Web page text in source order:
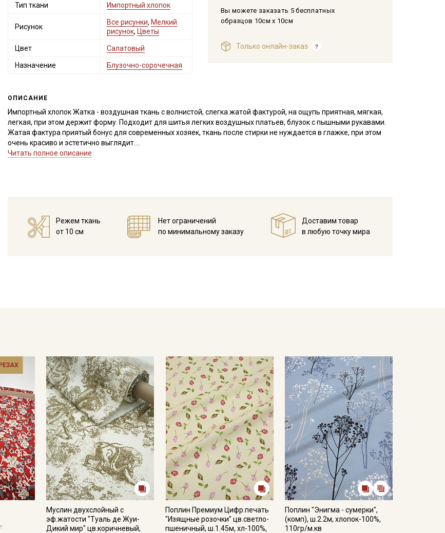
Вы можете заказать 5 бесплатных
образцов 10см x 10см
Только онлайн-заказ
Тип ткани Импортный хлопок
Рисунок
Все рисунки, Мелкий
рисунок, Цветы
Цвет Салатовый
Назначение Блузочно-сорочечная
ОПИСАНИЕ
Импортный хлопок Жатка - воздушная ткань с волнистой, слегка жатой фактурой, на ощупь приятная, мягкая,
легкая, при этом держит форму. Подходит для шитья легких воздушных платьев, блузок с пышными рукавами.
Жатая фактура приятый бонус для современных хозяек, ткань после стирки не нуждается в глажке, при этом
очень красиво и эстетично выглядит.
Ткань дает усадку до 5% и яркие расцветки окрашивают воду, но не линяют, перед пошивом постирайте отрез
- гладить на низкой температуре (с изнанки) для сохранения волн.
Цветопередача (тон) может отличаться от оригинального цвета ткани в зависимости от настроек вашего
монитора и в зависимости от партии.
Читать полное описание
Режем ткань
от 10 см
Нет ограничений
по минимальному заказу
Доставим товар
в любую точку мира
Муслин двухслойный с
эф.жатости "Туаль де Жуи-
Дикий мир" цв.коричневый,
Поплин Премиум Цифр.печать
"Изящные розочки" цв.светло-
пшеничный, ш.1.45м, хл-100%,
Поплин "Энигма - сумерки",
(комп), ш.2.2м, хлопок-100%,
110гр/м.кв
Секретная рассылка от
Подписаться
Ознакомлен(а) сПолитикой обработки персональных
данных
и даюСогласие на обработку персональных
данных
ДаюСогласие на получение рекламных и
информационных рассылок